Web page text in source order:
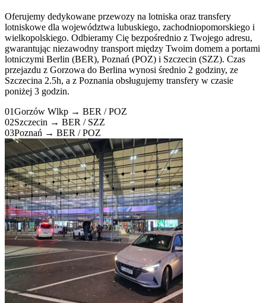
Oferujemy dedykowane przewozy na lotniska oraz transfery
lotniskowe dla województwa lubuskiego, zachodniopomorskiego i
wielkopolskiego. Odbieramy Cię bezpośrednio z Twojego adresu,
gwarantując niezawodny transport między Twoim domem a portami
lotniczymi Berlin (BER), Poznań (POZ) i Szczecin (SZZ). Czas
przejazdu z Gorzowa do Berlina wynosi średnio 2 godziny, ze
Szczecina 2.5h, a z Poznania obsługujemy transfery w czasie
poniżej 3 godzin.
01Gorzów Wlkp → BER / POZ
02Szczecin → BER / SZZ
03Poznań → BER / POZ